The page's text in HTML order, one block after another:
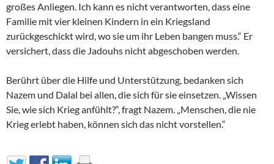
großes Anliegen. Ich kann es nicht verantworten, dass eine
Familie mit vier kleinen Kindern in ein Kriegsland
zurückgeschickt wird, wo sie um ihr Leben bangen muss.“ Er
versichert, dass die Jadouhs nicht abgeschoben werden.
Berührt über die Hilfe und Unterstützung, bedanken sich
Nazem und Dalal bei allen, die sich für sie einsetzen. „Wissen
Sie, wie sich Krieg anfühlt?“, fragt Nazem. „Menschen, die nie
Krieg erlebt haben, können sich das nicht vorstellen.“